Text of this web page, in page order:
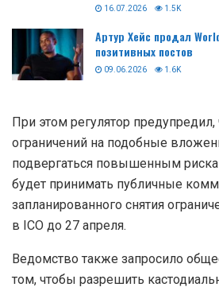
16.07.2026 1.5K
Артур Хейс продал
позитивных постов
09.06.2026 1.6K
При этом регулятор
ограничений на подобные
подвергаться повышенным
будет принимать публичные
запланированного снятия
в ICO до 27 апреля.
Ведомство также запросило
том, чтобы разрешить